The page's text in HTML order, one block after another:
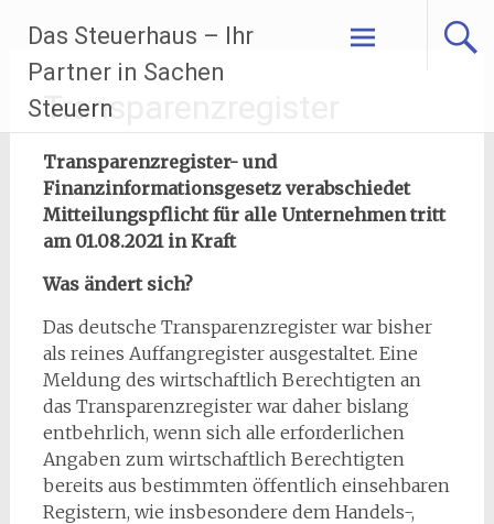
Inhalt
springen
Das Steuerhaus – Ihr
Partner in Sachen
Steuern
Transparenzregister
Transparenzregister- und
Finanzinformationsgesetz verabschiedet
Mitteilungspflicht für alle Unternehmen tritt
am 01.08.2021 in Kraft
Was ändert sich?
Das deutsche Transparenzregister war bisher
als reines Auffangregister ausgestaltet. Eine
Meldung des wirtschaftlich Berechtigten an
das Transparenzregister war daher bislang
entbehrlich, wenn sich alle erforderlichen
Angaben zum wirtschaftlich Berechtigten
bereits aus bestimmten öffentlich einsehbaren
Registern, wie insbesondere dem Handels-,